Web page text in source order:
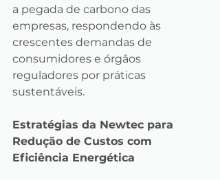
a pegada de carbono das
empresas, respondendo às
crescentes demandas de
consumidores e órgãos
reguladores por práticas
sustentáveis.
Estratégias da Newtec para
Redução de Custos com
Eficiência Energética